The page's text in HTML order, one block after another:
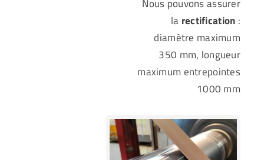
Nous pouvons assurer
la rectification :
diamètre maximum
350 mm, longueur
maximum entrepointes
1000 mm